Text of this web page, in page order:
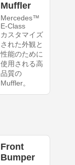
Muffler
Mercedes™
E-Class
カスタマイズ
された外観と
性能のために
使用される高
品質の
Muffler。
Front
Bumper